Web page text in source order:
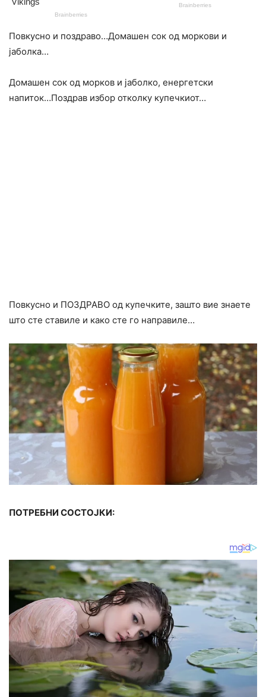
Повкусно и поздраво…Домашен сок од моркови и
јаболка…
Домашен сок од морков и јаболко, енергетски
напиток…Поздрав избор отколку купечкиот…
Повкусно и ПОЗДРАВО од купечките, зашто вие знаете
што сте ставиле и како сте го направиле…
ПОТРЕБНИ СОСТОЈКИ: